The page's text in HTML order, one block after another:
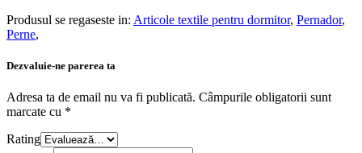
Produsul se regaseste in: Articole textile pentru dormitor, Pernador,
Perne,
Dezvaluie-ne parerea ta
Adresa ta de email nu va fi publicată. Câmpurile obligatorii sunt
marcate cu *
Rating